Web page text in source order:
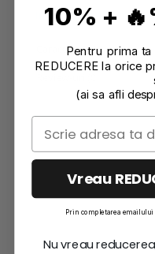
Informatii conformitate
Caracteristici
10% +
Pentru prima ta
REDUCERE la orice
(ai sa afli
Vreau
Prin completarea
Nu vreau